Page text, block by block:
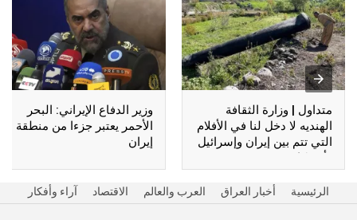
متداول | وزارة الثقافة
الهنديه لا دخل لنا في الأفلام
التي تتم بين إيران وإسرائيل
وأمريكا !!
وزير الدفاع الإيراني: البحر
الأحمر يعتبر جزءا من منطقة
إيران
الرئيسية أخبار العراق العرب والعالم الاقتصاد آراء وأفكار